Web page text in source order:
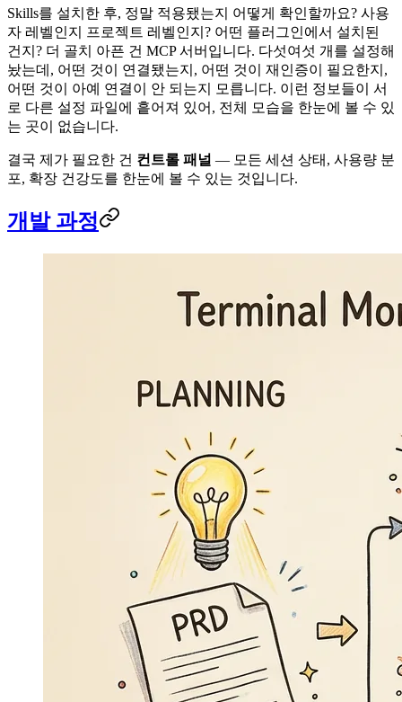
Skills를 설치한 후, 정말 적용됐는지 어떻게 확인할까요? 사용
자 레벨인지 프로젝트 레벨인지? 어떤 플러그인에서 설치된
건지? 더 골치 아픈 건 MCP 서버입니다. 다섯여섯 개를 설정해
놨는데, 어떤 것이 연결됐는지, 어떤 것이 재인증이 필요한지,
어떤 것이 아예 연결이 안 되는지 모릅니다. 이런 정보들이 서
로 다른 설정 파일에 흩어져 있어, 전체 모습을 한눈에 볼 수 있
는 곳이 없습니다.
결국 제가 필요한 건 컨트롤 패널 — 모든 세션 상태, 사용량 분
포, 확장 건강도를 한눈에 볼 수 있는 것입니다.
개발 과정